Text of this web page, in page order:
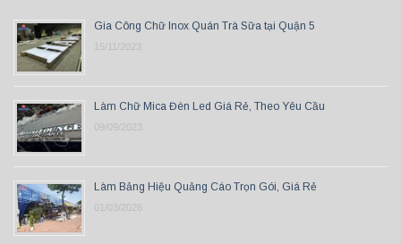
Gia Công Chữ Inox Quán Trà Sữa tại Quận 5
15/11/2023
Làm Chữ Mica Đèn Led Giá Rẻ, Theo Yêu Cầu
09/09/2023
Làm Bảng Hiệu Quảng Cáo Trọn Gói, Giá Rẻ
01/03/2026